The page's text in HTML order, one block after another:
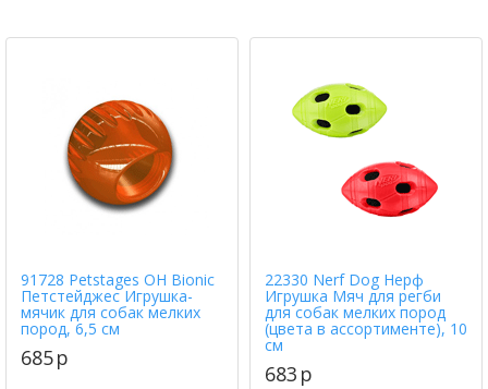
91728 Petstages ОН Bionic
Петстейджес Игрушка-
мячик для собак мелких
пород, 6,5 см
685p
22330 Nerf Dog Нерф
Игрушка Мяч для регби
для собак мелких пород
(цвета в ассортименте), 10
см
683 p